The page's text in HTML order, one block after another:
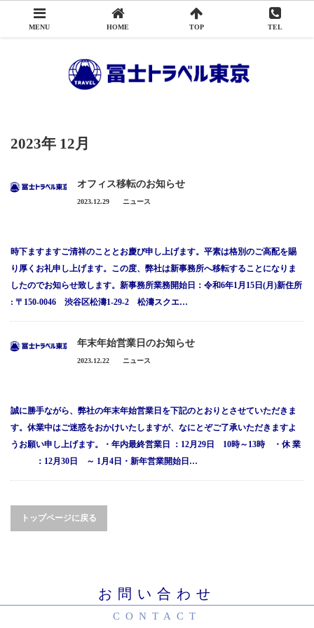
2023年 12月
オフィス移転のお知らせ
2023.12.29 ニュース
時下ますますご清祥のこととお慶び申し上げます。平素は格別のご高配を賜
り厚くお礼申し上げます。この度、弊社は新事務所へ移転することになりま
したのでお知らせ致します。新事務所業務開始日：令和6年1月15日(月)新住所
: 〒150-0046 渋谷区松濤1-29-2 松濤スクエ…
年末年始営業日のお知らせ
2023.12.22 ニュース
誠に勝手ながら、弊社の年末年始営業日を下記のとおりとさせていただきま
す。休業中はご迷惑をおかけいたしますが、なにとぞご了承いただきますよ
うお願い申し上げます。・年内最終営業日 ：12月29日 10時～13時 ・休 業
：12月30日 ～ 1月4日・新年営業開始日…
トップページに戻る
お問い合わせ
CONTACT
MENU HOME TOP TEL
旅行申込み
会社概要
お問い合わせ
サイトマップ
採用情報
保険募集に関する勧誘方針及び販売方針